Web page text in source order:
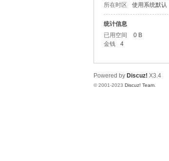
所在时区
使用系统默认
统计信息
已用空间
0 B
金钱
4
Powered by Discuz! X3.4
© 2001-2023 Discuz! Team